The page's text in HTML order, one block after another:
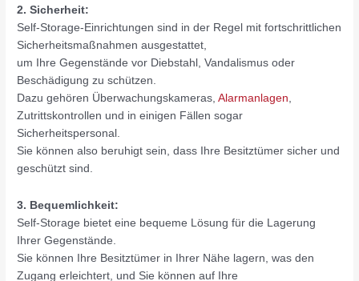
2. Sicherheit:
Self-Storage-Einrichtungen sind in der Regel mit fortschrittlichen
Sicherheitsmaßnahmen ausgestattet,
um Ihre Gegenstände vor Diebstahl, Vandalismus oder
Beschädigung zu schützen.
Dazu gehören Überwachungskameras,Alarmanlagen,
Zutrittskontrollen und in einigen Fällen sogar
Sicherheitspersonal.
Sie können also beruhigt sein, dass Ihre Besitztümer sicher und
geschützt sind.
3. Bequemlichkeit:
Self-Storage bietet eine bequeme Lösung für die Lagerung
Ihrer Gegenstände.
Sie können Ihre Besitztümer in Ihrer Nähe lagern, was den
Zugang erleichtert, und Sie können auf Ihre